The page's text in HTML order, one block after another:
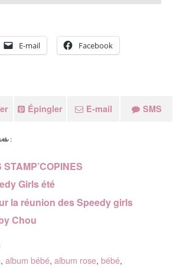
E-mail Facebook
Épingler E-mail SMS
:
Girls été
la réunion des Speedy girls
Chou
, album bébé, album rose, bébé,